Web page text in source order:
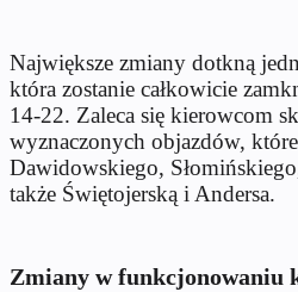
Największe zmiany dotkną
która zostanie całkowicie
14-22. Zaleca się kierowcom
wyznaczonych objazdów,
Dawidowskiego,
także Świętojerską i Andersa.
Zmiany w funkcjonowaniu